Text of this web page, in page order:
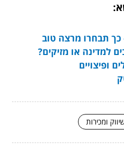
כך תבחרו מרצה טוב
למדינה או מזיקים?
ופיצויים
ומכירות